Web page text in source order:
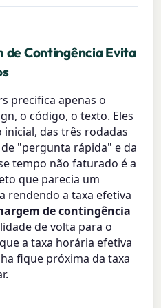
de Contingência Evita
precifica apenas o
o código, o texto. Eles
das três rodadas
"pergunta rápida" e da
tempo não faturado é a
que parecia um
rendendo a taxa efetiva
de contingência
de volta para o
a taxa horária efetiva
fique próxima da taxa